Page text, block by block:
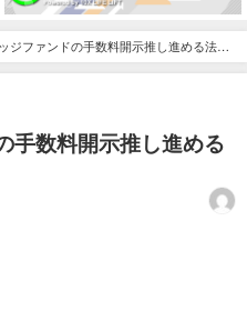
ジファンドの手数料開示推し進める法的
手数料開示推し進める